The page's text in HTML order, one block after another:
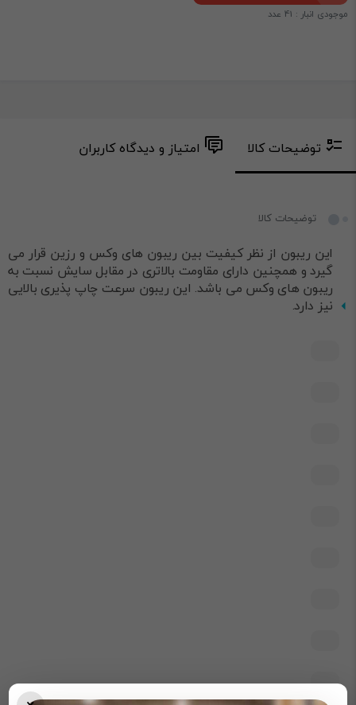
موجودی انبار : 41 عدد
توضیحات کالا امتیاز و دیدگاه کاربران
توضیحات کالا
این ریبون از نظر کیفیت بین ریبون های وکس و رزین قرار می
گیرد و همچنین دارای مقاومت بالاتری در مقابل سایش نسبت به
ریبون های وکس می باشد. این ریبون سرعت چاپ پذیری بالایی
نیز دارد.